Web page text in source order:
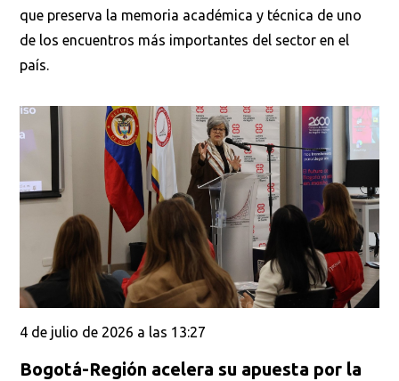
que preserva la memoria académica y técnica de uno
de los encuentros más importantes del sector en el
país.
4 de julio de 2026 a las 13:27
Bogotá-Región acelera su apuesta por la